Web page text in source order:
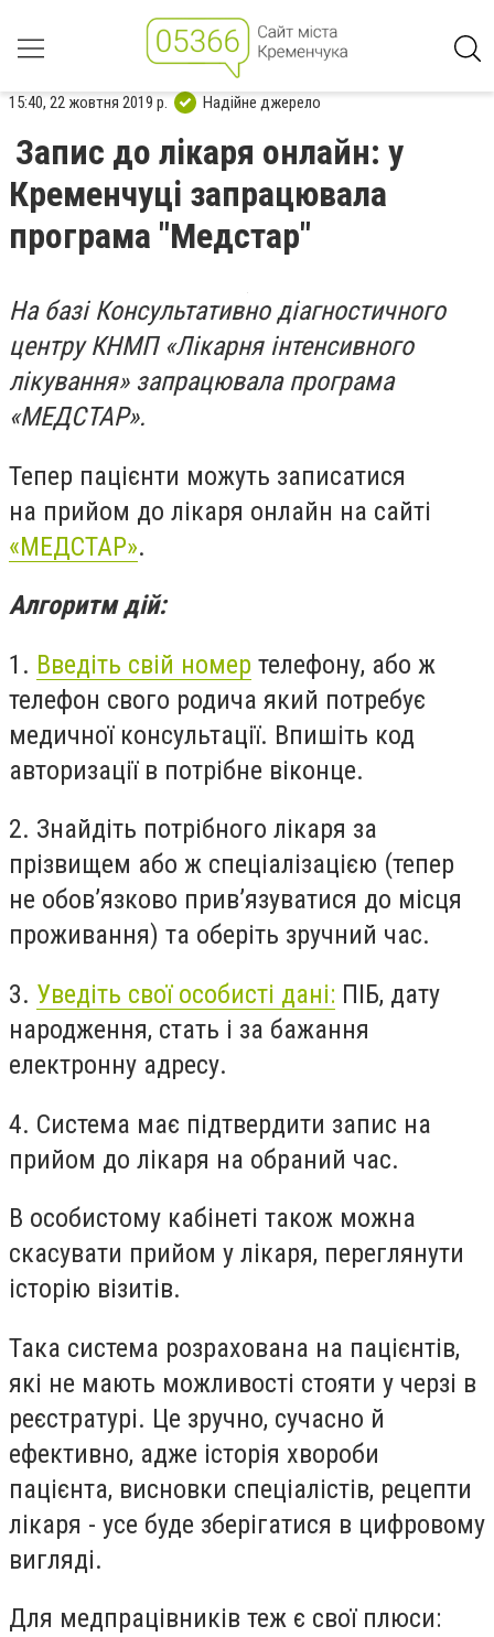
15:40, 22 жовтня 2019 р. Надійне джерело
Запис до лікаря онлайн: у
Кременчуці запрацювала
програма "Медстар"
На базі Консультативно діагностичного
центру КНМП «Лікарня інтенсивного
лікування» запрацювала програма
«МЕДСТАР».
Тепер пацієнти можуть записатися
на прийом до лікаря онлайн на сайті
«МЕДСТАР».
Алгоритм дій:
1. Введіть свій номер телефону, або ж
телефон свого родича який потребує
медичної консультації. Впишіть код
авторизації в потрібне віконце.
2. Знайдіть потрібного лікаря за
прізвищем або ж спеціалізацією (тепер
не обов’язково прив’язуватися до місця
проживання) та оберіть зручний час.
3. Уведіть свої особисті дані: ПІБ, дату
народження, стать і за бажання
електронну адресу.
4. Система має підтвердити запис на
прийом до лікаря на обраний час.
В особистому кабінеті також можна
скасувати прийом у лікаря, переглянути
історію візитів.
Така система розрахована на пацієнтів,
які не мають можливості стояти у черзі в
реєстратурі. Це зручно, сучасно й
ефективно, адже історія хвороби
пацієнта, висновки спеціалістів, рецепти
лікаря - усе буде зберігатися в цифровому
вигляді.
Для медпрацівників теж є свої плюси: